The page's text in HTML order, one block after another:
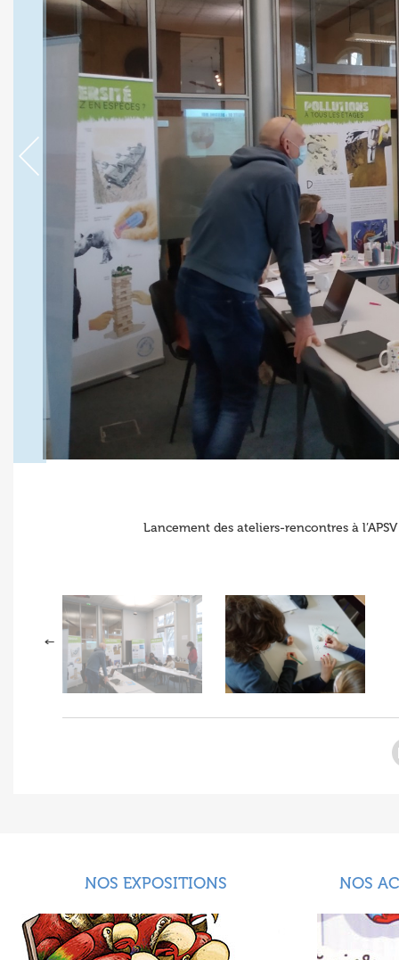
Lancement des ateliers-rencontres à
NOS EXPOSITIONS NOS